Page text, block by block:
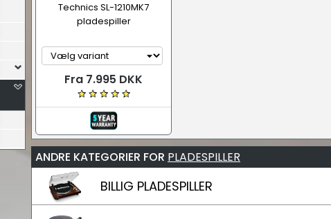
Technics SL-1210MK7
pladespiller
Fra 7.995 DKK
ANDRE KATEGORIER FOR PLADESPILLER
BILLIG PLADESPILLER